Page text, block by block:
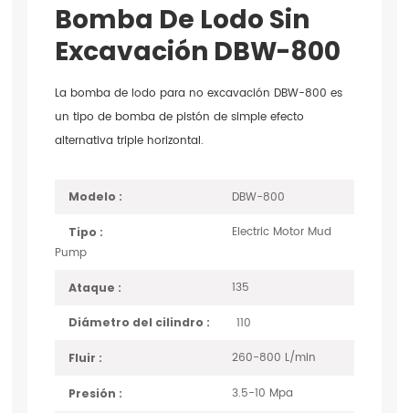
Bomba De Lodo Sin
Excavación DBW-800
La bomba de lodo para no excavación DBW-800 es
un tipo de bomba de pistón de simple efecto
alternativa triple horizontal.
Modelo : DBW-800
Tipo :
Electric Motor Mud
Pump
Ataque : 135
Diámetro del cilindro : 110
Fluir : 260-800 L/min
Presión : 3.5-10 Mpa